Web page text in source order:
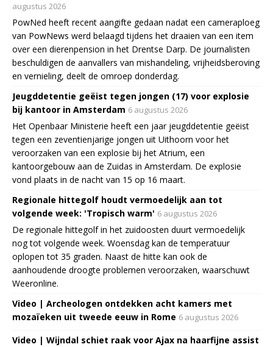
augustus 2026
PowNed heeft recent aangifte gedaan nadat een cameraploeg
van PowNews werd belaagd tijdens het draaien van een item
over een dierenpension in het Drentse Darp. De journalisten
beschuldigen de aanvallers van mishandeling, vrijheidsberoving
en vernieling, deelt de omroep donderdag.
Jeugddetentie geëist tegen jongen (17) voor explosie
bij kantoor in Amsterdam 6 augustus 2026
Het Openbaar Ministerie heeft een jaar jeugddetentie geëist
tegen een zeventienjarige jongen uit Uithoorn voor het
veroorzaken van een explosie bij het Atrium, een
kantoorgebouw aan de Zuidas in Amsterdam. De explosie
vond plaats in de nacht van 15 op 16 maart.
Regionale hittegolf houdt vermoedelijk aan tot
volgende week: 'Tropisch warm' 6 augustus 2026
De regionale hittegolf in het zuidoosten duurt vermoedelijk
nog tot volgende week. Woensdag kan de temperatuur
oplopen tot 35 graden. Naast de hitte kan ook de
aanhoudende droogte problemen veroorzaken, waarschuwt
Weeronline.
Video | Archeologen ontdekken acht kamers met
mozaïeken uit tweede eeuw in Rome 6 augustus 2026
Video | Wijndal schiet raak voor Ajax na haarfijne assist